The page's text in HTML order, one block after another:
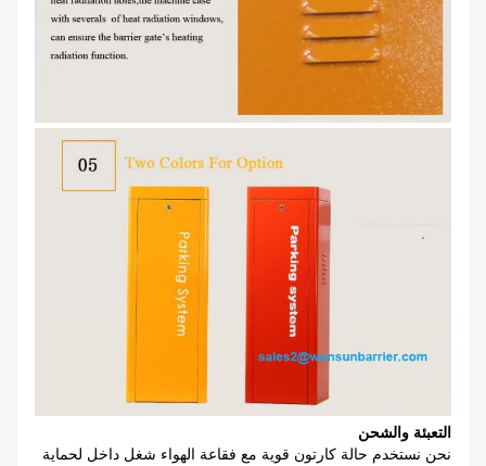
التعبئة والشحن
نحن نستخدم حالة كارتون قوية مع فقاعة الهواء شغل داخل لحماية